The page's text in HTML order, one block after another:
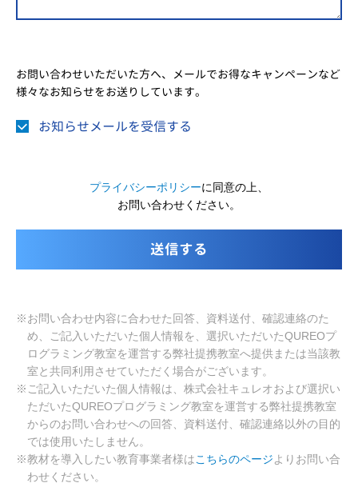
お問い合わせいただいた方へ、メールでお得なキャンペーンなど
様々なお知らせをお送りしています。
お知らせメールを受信する
プライバシーポリシーに同意の上、
お問い合わせください。
※お問い合わせ内容に合わせた回答、資料送付、確認連絡のた
め、ご記入いただいた個人情報を、選択いただいたQUREOプ
ログラミング教室を運営する弊社提携教室へ提供または当該教
室と共同利用させていただく場合がございます。
※ご記入いただいた個人情報は、株式会社キュレオおよび選択い
ただいたQUREOプログラミング教室を運営する弊社提携教室
からのお問い合わせへの回答、資料送付、確認連絡以外の目的
では使用いたしません。
※教材を導入したい教育事業者様はこちらのページよりお問い合
わせください。